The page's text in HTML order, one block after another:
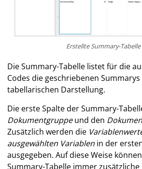
Erstellte Summary-Tabelle
Die Summary-Tabelle listet für die
Codes die geschriebenen
tabellarischen Darstellung.
Die erste Spalte der Summary-
Dokumentgruppeund den
Zusätzlich werden die
ausgewählten Variablen in der
ausgegeben. Auf diese Weise
Summary-Tabelle immer